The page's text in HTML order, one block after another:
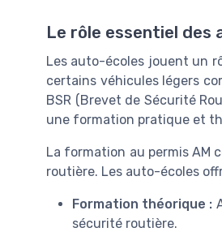
Le rôle essentiel des
Les auto-écoles jouent un
certains véhicules légers
BSR (Brevet de Sécurité
une formation pratique et
La formation au permis AM
routière. Les auto-écoles
Formation théorique :
sécurité routière.